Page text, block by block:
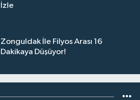
İzle
Zonguldak İle Filyos Arası 16
Dakikaya Düşüyor!